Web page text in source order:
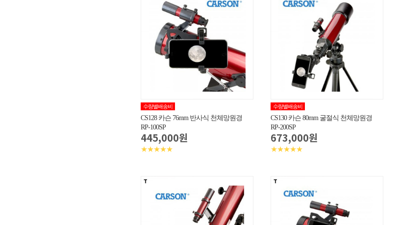
수량별배송비
CS128 카슨 76mm 반사식 천체망원경
RP-100SP
445,000원
★★★★★
수량별배송비
CS130 카슨 80mm 굴절식 천체망원경
RP-200SP
673,000원
★★★★★